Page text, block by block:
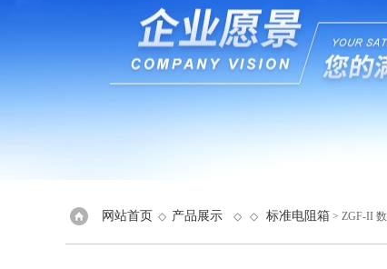
网站首页 ◇ 产品展示 ◇ ◇ 标准电阻箱 > ZGF-II